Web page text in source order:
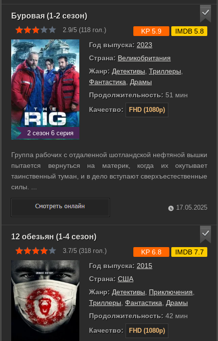
Буровая (1-2 сезон)
2.9/5 (118 гол.)
2 сезон 6 серия
Год выпуска: 2023
Страна: Великобритания
Жанр: Детективы, Триллеры,
Фантастика, Драмы
Продолжительность: 51 мин
Качество:
FHD (1080p)
KP 5.9 IMDB 5.8
Группа рабочих с отдаленной шотландской нефтяной вышки
пытается вернуться на материк, когда их окутывает
таинственный туман, и в дело вступают сверхъестественные
силы. ...
17.05.2025
12 обезьян (1-4 сезон)
3.7/5 (318 гол.)
Год выпуска: 2015
Страна: США
Жанр: Детективы Приключения
Триллеры Фантастика
Драмы
Продолжительность: 42 мин
Качество:
FHD (1080p)
KP 6.8 IMDB 7.7